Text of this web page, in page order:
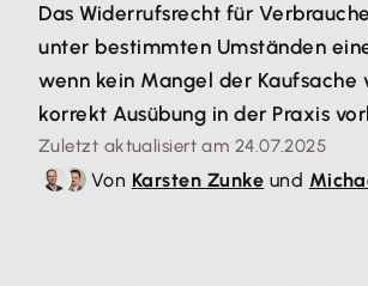
Das Widerrufsrecht für
unter bestimmten Umständen
wenn kein Mangel der
korrekt Ausübung in der Praxis
Zuletzt aktualisiert am 24.07.2025
Von Karsten Zunke und